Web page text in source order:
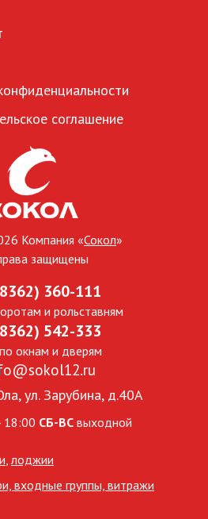
соглашение
Компания «Сокол»
защищены
360-111
и рольставням
542-333
окнам и дверям
ул. Зарубина, д.40А
18:00 СБ-ВС выходной
лоджии
входные группы, витражи